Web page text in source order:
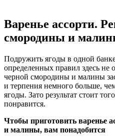
Варенье ассорти.
смородины и
Подружить ягоды в одной банке
определенных правил здесь не
черной смородины и малины
и терпения немного больше,
ягоды. Зато результат стоит
понравится.
Чтобы приготовить варенье
и малины, вам понадобится